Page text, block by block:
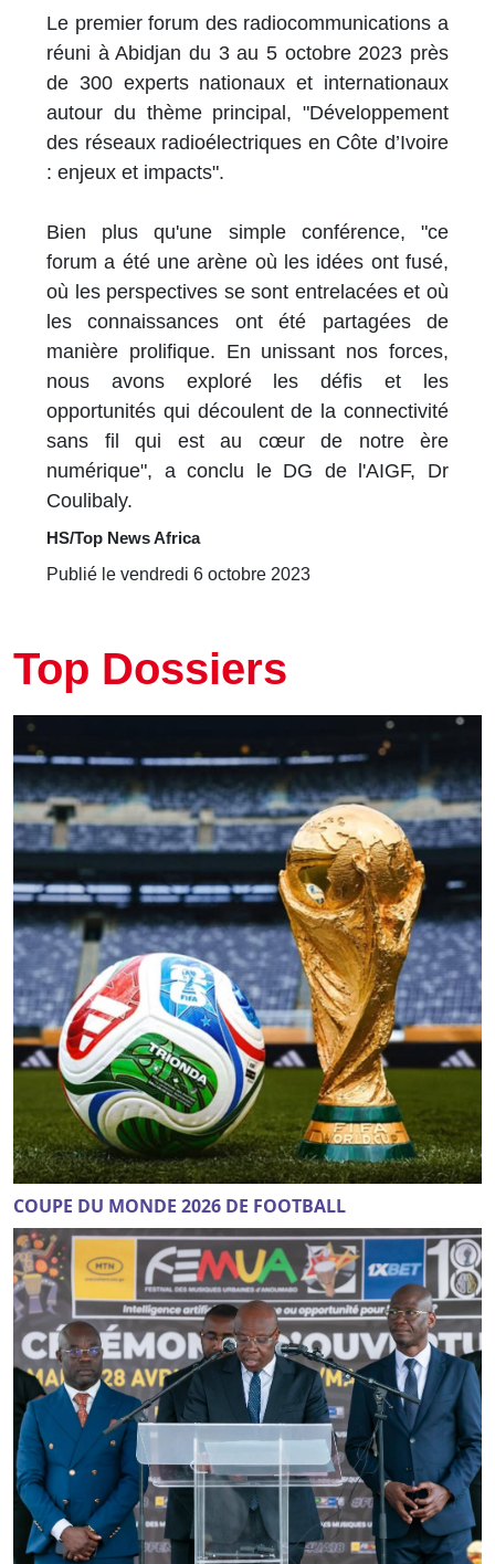
Le premier forum des radiocommunications a
réuni à Abidjan du 3 au 5 octobre 2023 près
de 300 experts nationaux et internationaux
autour du thème principal, "Développement
des réseaux radioélectriques en Côte d’Ivoire
: enjeux et impacts".
Bien plus qu'une simple conférence, "ce
forum a été une arène où les idées ont fusé,
où les perspectives se sont entrelacées et où
les connaissances ont été partagées de
manière prolifique. En unissant nos forces,
nous avons exploré les défis et les
opportunités qui découlent de la connectivité
sans fil qui est au cœur de notre ère
numérique", a conclu le DG de l'AIGF, Dr
Coulibaly.
HS/Top News Africa
Publié le vendredi 6 octobre 2023
Top Dossiers
COUPE DU MONDE 2026 DE FOOTBALL